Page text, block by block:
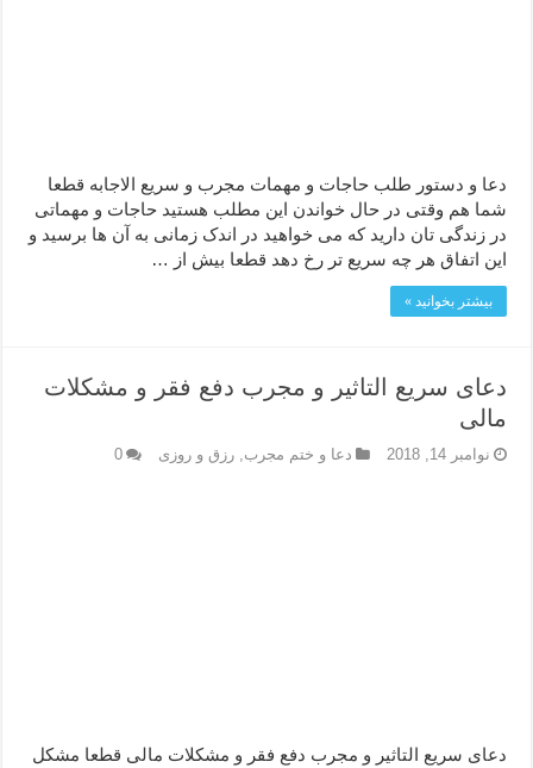
دعا و دستور طلب حاجات و مهمات مجرب و سریع الاجابه قطعا
شما هم وقتی در حال خواندن این مطلب هستید حاجات و مهماتی
در زندگی تان دارید که می خواهید در اندک زمانی به آن ها برسید و
این اتفاق هر چه سریع تر رخ دهد قطعا بیش از …
بیشتر بخوانید »
دعای سریع التاثیر و مجرب دفع فقر و مشکلات
مالی
نوامبر 14, 2018 دعا و ختم مجرب ,رزق و روزی 0
دعای سریع التاثیر و مجرب دفع فقر و مشکلات مالی قطعا مشکل